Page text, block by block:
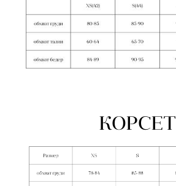
КОРСЕТ